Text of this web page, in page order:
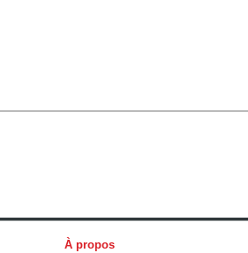
À propos